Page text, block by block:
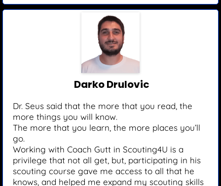
Darko Drulovic
Dr. Seus said that the more that you read, the
more things you will know.
The more that you learn, the more places you’ll
go.
Working with Coach Gutt in Scouting4U is a
privilege that not all get, but, participating in his
scouting course gave me access to all that he
knows, and helped me expand my scouting skills